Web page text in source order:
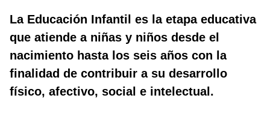
La Educación Infantil es la etapa educativa
que atiende a niñas y niños desde el
nacimiento hasta los seis años con la
finalidad de contribuir a su desarrollo
físico, afectivo, social e intelectual.